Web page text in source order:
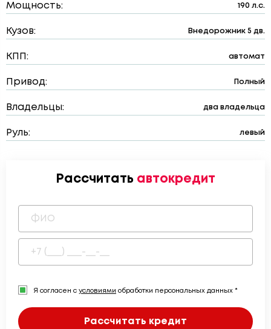
Мощность: 190 л.с.
Кузов: Внедорожник 5 дв.
КПП: автомат
Привод: Полный
Владельцы: два владельца
Руль: левый
Рассчитать автокредит
Я согласен с условиями обработки персональных данных *
Рассчитать кредит